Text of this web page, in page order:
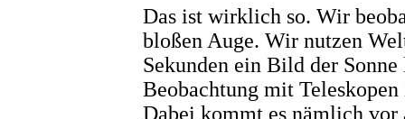
Das ist wirklich so. Wir
bloßen Auge. Wir nutzen
Sekunden ein Bild der
Beobachtung mit
Dabei kommt es nämlich vor